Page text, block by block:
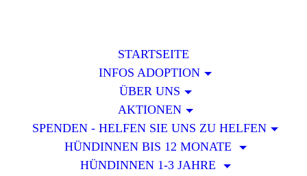
STARTSEITE
INFOS ADOPTION
ÜBER UNS
AKTIONEN
SPENDEN - HELFEN SIE UNS ZU HELFEN
HÜNDINNEN BIS 12 MONATE
HÜNDINNEN 1-3 JAHRE